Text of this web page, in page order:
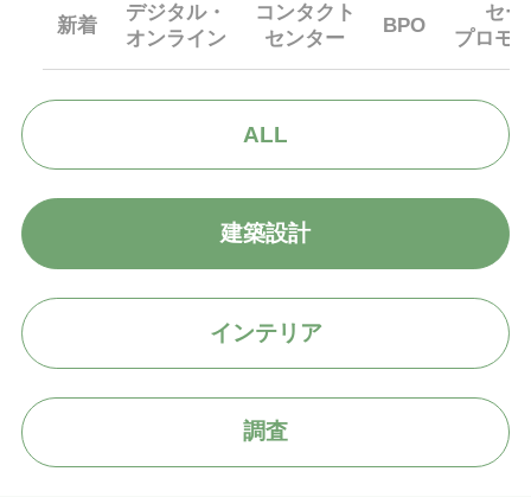
コンタクトセンター
BPO
セールスプロモーション
エネルギー企業さま向けサービス
新着
デジタル・
オンライン
コンタクト
センター
BPO
セー
プロモ
ALL
建築設計
インテリア
調査